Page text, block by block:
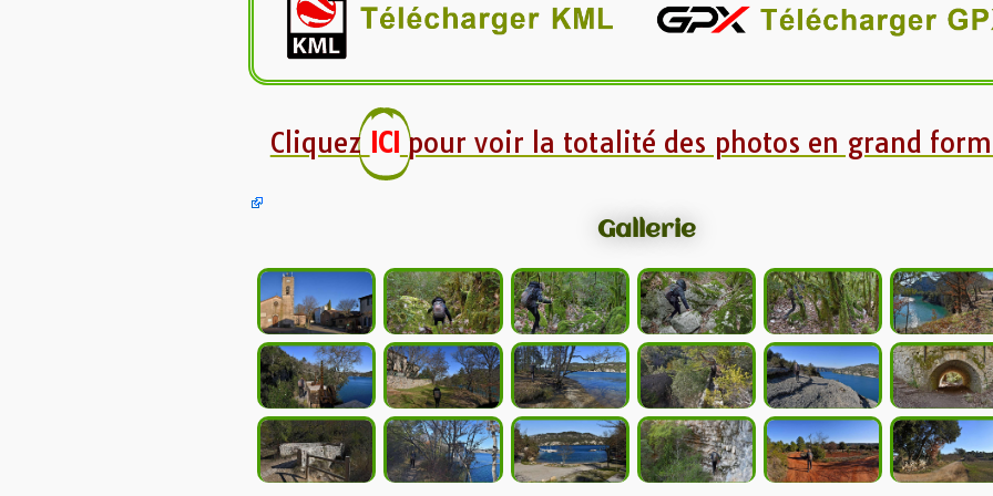
Cliquez ICI pour voir la totalité des photos en grand
Gallerie